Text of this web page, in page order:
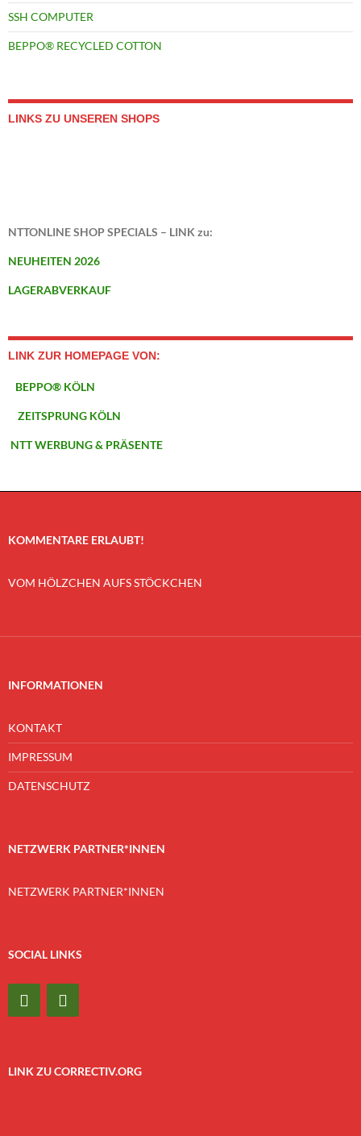
SSH COMPUTER
BEPPO® RECYCLED COTTON
LINKS ZU UNSEREN SHOPS
NTTONLINE SHOP SPECIALS – LINK zu:
NEUHEITEN 2026
LAGERABVERKAUF
LINK ZUR HOMEPAGE VON:
BEPPO® KÖLN
ZEITSPRUNG KÖLN
NTT WERBUNG & PRÄSENTE
KOMMENTARE ERLAUBT!
VOM HÖLZCHEN AUFS STÖCKCHEN
INFORMATIONEN
KONTAKT
IMPRESSUM
DATENSCHUTZ
NETZWERK PARTNER*INNEN
NETZWERK PARTNER*INNEN
SOCIAL LINKS
LINK ZU CORRECTIV.ORG